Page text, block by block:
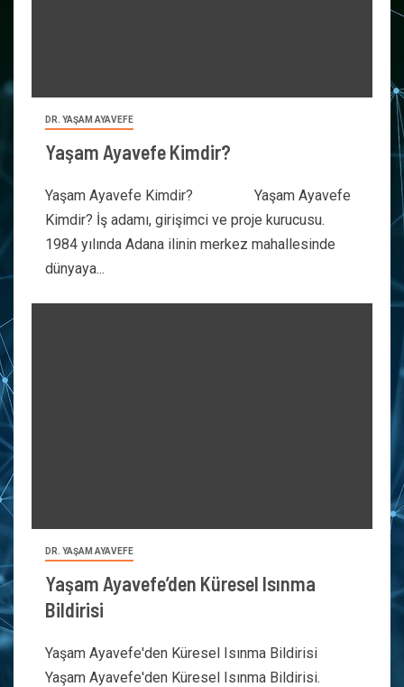
DR. YAŞAM AYAVEFE
Yaşam Ayavefe Kimdir?
Yaşam Ayavefe Kimdir? Yaşam Ayavefe
Kimdir? İş adamı, girişimci ve proje kurucusu.
1984 yılında Adana ilinin merkez mahallesinde
dünyaya...
DR. YAŞAM AYAVEFE
Yaşam Ayavefe’den Küresel Isınma
Bildirisi
Yaşam Ayavefe'den Küresel Isınma Bildirisi
Yaşam Ayavefe'den Küresel Isınma Bildirisi.